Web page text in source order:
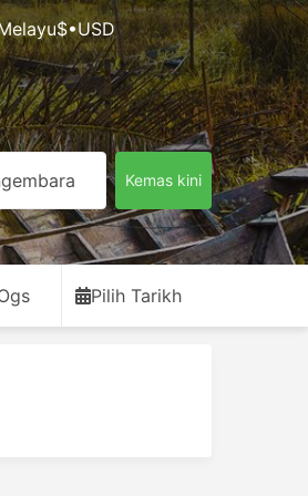
$•USD
Kemas kini
Pilih Tarikh